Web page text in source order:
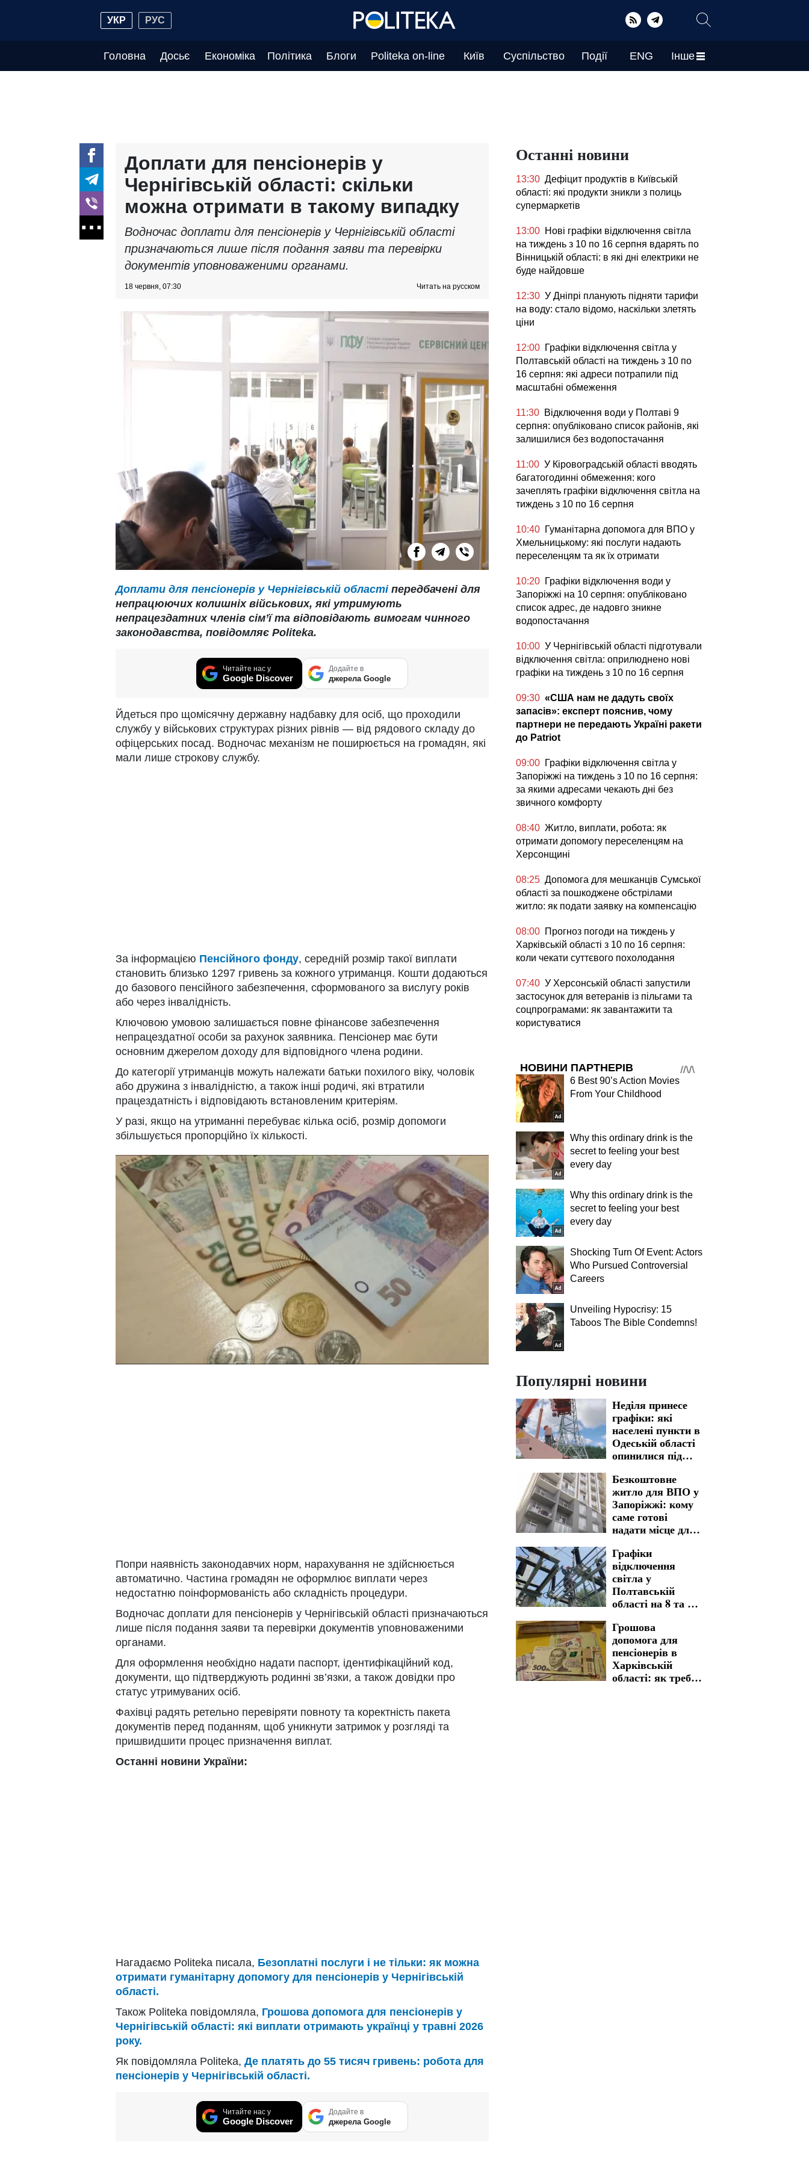
УКР РУС
Головна Досьє Економіка Політика Блоги Politeka on-line Київ Суспільство Події ENG Інше
Доплати для пенсіонерів у
Чернігівській області: скільки
можна отримати в такому випадку
Водночас доплати для пенсіонерів у Чернігівській області
призначаються лише після подання заяви та перевірки
документів уповноваженими органами.
18 червня, 07:30 Читать на русском
Доплати для пенсіонерів у Чернігівській областіпередбачені для
непрацюючих колишніх військових, які утримують
непрацездатних членів сім’ї та відповідають вимогам чинного
законодавства, повідомляє Politeka.
Читайте нас у
Google Discover
Додайте в
джерела Google
Йдеться про щомісячну державну надбавку для осіб, що проходили
службу у військових структурах різних рівнів — від рядового складу до
офіцерських посад. Водночас механізм не поширюється на громадян, які
мали лише строкову службу.
За інформацією Пенсійного фонду, середній розмір такої виплати
становить близько 1297 гривень за кожного утриманця. Кошти додаються
до базового пенсійного забезпечення, сформованого за вислугу років
або через інвалідність.
Ключовою умовою залишається повне фінансове забезпечення
непрацездатної особи за рахунок заявника. Пенсіонер має бути
основним джерелом доходу для відповідного члена родини.
До категорії утриманців можуть належати батьки похилого віку, чоловік
або дружина з інвалідністю, а також інші родичі, які втратили
працездатність і відповідають встановленим критеріям.
У разі, якщо на утриманні перебуває кілька осіб, розмір допомоги
збільшується пропорційно їх кількості.
Попри наявність законодавчих норм, нарахування не здійснюється
автоматично. Частина громадян не оформлює виплати через
недостатню поінформованість або складність процедури.
Водночас доплати для пенсіонерів у Чернігівській області призначаються
лише після подання заяви та перевірки документів уповноваженими
органами.
Для оформлення необхідно надати паспорт, ідентифікаційний код,
документи, що підтверджують родинні зв’язки, а також довідки про
статус утримуваних осіб.
Фахівці радять ретельно перевіряти повноту та коректність пакета
документів перед поданням, щоб уникнути затримок у розгляді та
пришвидшити процес призначення виплат.
Останні новини України:
Нагадаємо Politeka писала, Безоплатні послуги і не тільки: як можна
отримати гуманітарну допомогу для пенсіонерів у Чернігівській
області.
Також Politeka повідомляла, Грошова допомога для пенсіонерів у
Чернігівській області: які виплати отримають українці у травні 2026
року.
Як повідомляла Politeka, Де платять до 55 тисяч гривень: робота для
пенсіонерів у Чернігівській області.
Читайте нас у
Google Discover
Додайте в
джерела Google
Останні новини
13:30 Дефіцит продуктів в Київській
області: які продукти зникли з полиць
супермаркетів
13:00 Нові графіки відключення світла
на тиждень з 10 по 16 серпня вдарять по
Вінницькій області: в які дні електрики не
буде найдовше
12:30 У Дніпрі планують підняти тарифи
на воду: стало відомо, наскільки злетять
ціни
12:00 Графіки відключення світла у
Полтавській області на тиждень з 10 по
16 серпня: які адреси потрапили під
масштабні обмеження
11:30 Відключення води у Полтаві 9
серпня: опубліковано список районів, які
залишилися без водопостачання
11:00 У Кіровоградській області вводять
багатогодинні обмеження: кого
зачеплять графіки відключення світла на
тиждень з 10 по 16 серпня
10:40 Гуманітарна допомога для ВПО у
Хмельницькому: які послуги надають
переселенцям та як їх отримати
10:20 Графіки відключення води у
Запоріжжі на 10 серпня: опубліковано
список адрес, де надовго зникне
водопостачання
10:00 У Чернігівській області підготували
відключення світла: оприлюднено нові
графіки на тиждень з 10 по 16 серпня
09:30 «США нам не дадуть своїх
запасів»: експерт пояснив, чому
партнери не передають Україні ракети
до Patriot
09:00 Графіки відключення світла у
Запоріжжі на тиждень з 10 по 16 серпня:
за якими адресами чекають дні без
звичного комфорту
08:40 Житло, виплати, робота: як
отримати допомогу переселенцям на
Херсонщині
08:25 Допомога для мешканців Сумської
області за пошкоджене обстрілами
житло: як подати заявку на компенсацію
08:00 Прогноз погоди на тиждень у
Харківській області з 10 по 16 серпня:
коли чекати суттєвого похолодання
07:40 У Херсонській області запустили
застосунок для ветеранів із пільгами та
соцпрограмами: як завантажити та
користуватися
НОВИНИ ПАРТНЕРІВ
6 Best 90’s Action Movies
From Your Childhood
Why this ordinary drink is the
secret to feeling your best
every day
Why this ordinary drink is the
secret to feeling your best
every day
Shocking Turn Of Event: Actors
Who Pursued Controversial
Careers
Unveiling Hypocrisy: 15
Taboos The Bible Condemns!
Популярні новини
Неділя принесе
графіки: які
населені пункти в
Одеській області
опинилися під
світла на 9 серпня
Безкоштовне
житло для ВПО у
Запоріжжі: кому
саме готові
надати місце для
Графіки
відключення
світла у
Полтавській
області на 8 та 9
адреси тривалих
знеструмлень
Грошова
допомога для
пенсіонерів в
Харківській
області: як треба